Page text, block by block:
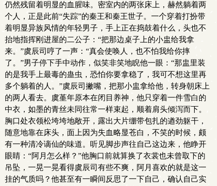
仍然残留着明显的血腥味。密室内的两张床上，赫然躺着两
个人，正是此前“失踪”的秦王和秦王世子。一个穿着打扮带
着明显异族风情的年轻男子，手上正在捣鼓着什么，头也不
抬地指挥刚进屋的二公子：“把那边桌子上的小盅给我拿
来。”虞辰司哼了一声：“真会使唤人，也不怕我给你摔
了。”男子停下手中动作，似笑非笑地睨他一眼：“那盅里装
的是我手上最毒的蛊虫，恐怕你要拿稳了，我可不想这里再
多个躺着的人。”虞辰司撇嘴，把那小盅拿给他，转身朝床上
的两人看去。虞堇年原本在闭目养神，他只穿着一件雪白的
中衣，如墨的青丝未同往常一样束起，顺着肩头倾泻而下。
胸口处衣领松垮垮地敞开，露出大片绷带包扎的遒劲躯干，
随意地靠在床头，面上因为失血略显苍白，不笑的时候，颇
有一种清冷谪仙的味道。听见脚步声往自己这边来，他睁开
眼睛：“阿月怎么样？”他胸口前就算换了衣裳也未曾取下的
吊坠，一晃一晃看得虞辰司有些不爽，阿月喜欢的就是这一
挂的气质吗？他甚至有一瞬间反思了一下自己，确认自己实